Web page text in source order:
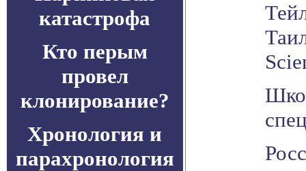
катастрофа
Кто перым
провел
клонирование?
Хронология и
парахронология